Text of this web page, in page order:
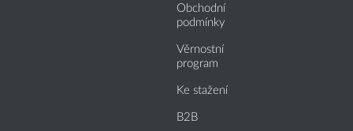
Obchodní
podmínky
Věrnostní
program
Ke stažení
B2B